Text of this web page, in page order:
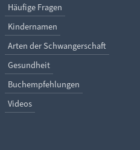
Häufige Fragen
Kindernamen
Arten der Schwangerschaft
Gesundheit
Buchempfehlungen
Videos